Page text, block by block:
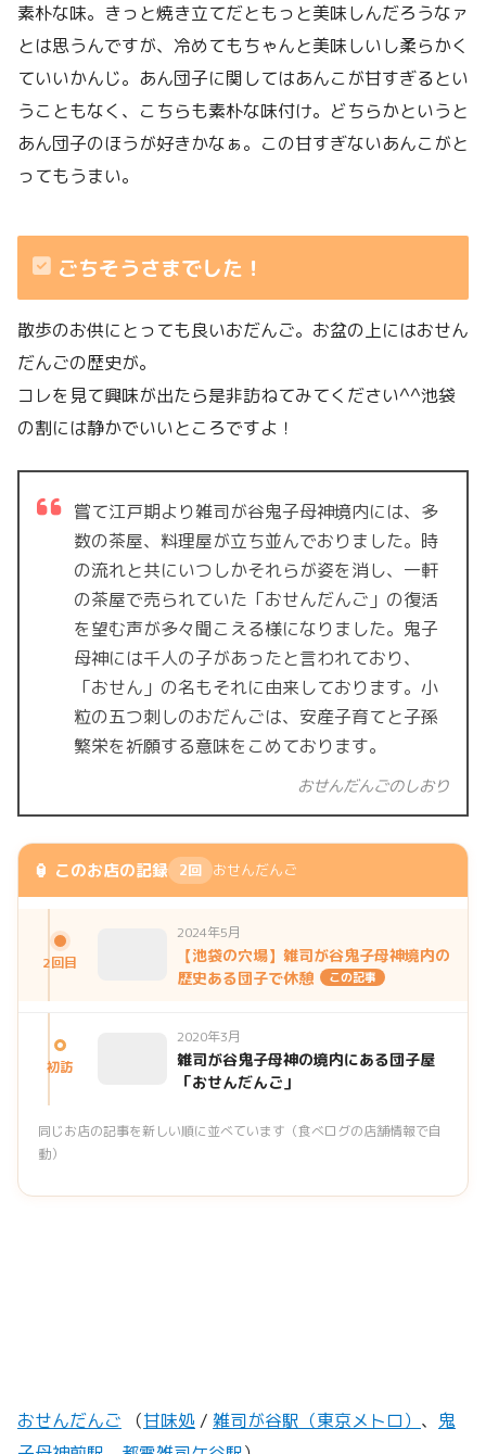
素朴な味。きっと焼き立てだともっと美味しんだろうなァ
とは思うんですが、冷めてもちゃんと美味しいし柔らかく
ていいかんじ。あん団子に関してはあんこが甘すぎるとい
うこともなく、こちらも素朴な味付け。どちらかというと
あん団子のほうが好きかなぁ。この甘すぎないあんこがと
ってもうまい。
ごちそうさまでした！
散歩のお供にとっても良いおだんご。お盆の上にはおせん
だんごの歴史が。
コレを見て興味が出たら是非訪ねてみてください^^池袋
の割には静かでいいところですよ！
嘗て江戸期より雑司が谷鬼子母神境内には、多
数の茶屋、料理屋が立ち並んでおりました。時
の流れと共にいつしかそれらが姿を消し、一軒
の茶屋で売られていた「おせんだんご」の復活
を望む声が多々聞こえる様になりました。鬼子
母神には千人の子があったと言われており、
「おせん」の名もそれに由来しております。小
粒の五つ刺しのおだんごは、安産子育てと子孫
繁栄を祈願する意味をこめております。
おせんだんごのしおり
🏮 このお店の記録 2回 おせんだんご
2回目
2024年5月
【池袋の穴場】雑司が谷鬼子母神境内の
歴史ある団子で休憩
この記事
初訪
2020年3月
雑司が谷鬼子母神の境内にある団子屋
「おせんだんご」
同じお店の記事を新しい順に並べています（食べログの店舗情報で自
動）
おせんだんご （甘味処 / 雑司が谷駅（東京メトロ） 、 鬼